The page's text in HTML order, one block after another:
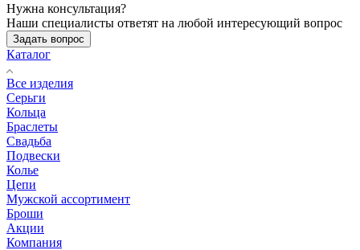
Нужна консультация?
Наши специалисты ответят на любой интересующий вопрос
Задать вопрос
Каталог
Все изделия
Серьги
Кольца
Браслеты
Свадьба
Подвески
Колье
Цепи
Мужской ассортимент
Броши
Акции
Компания